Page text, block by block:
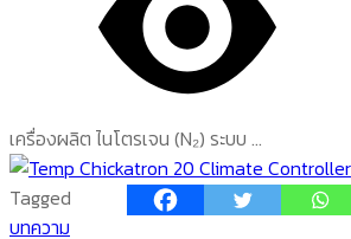
เครื่องผลิต ไนโตรเจน (N₂) ระบบ ...
Tagged
บทความ